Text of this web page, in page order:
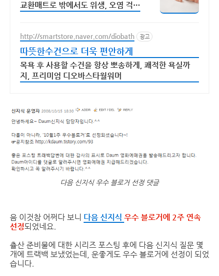
교환매트로 밖에서도 위생, 오염 걱정
http://smartstore.naver.com/diobath 광고
따뜻한수건으로 더욱 편안하게
목욕 후 사용할 수건을 항상 뽀송하게, 쾌적한 욕실까
지, 프리미엄 디오바스타월워머
다음 신지식 우수 블로거 선정 댓글
음 이것참 어쩌다 보니 다음 신지식 우수 블로거에 2주 연속
선정되었네요.
츌산 준비물에 대한 시리즈 포스팅 후에 다음 신지식 질문 몇
개에 트랙백 보냈었는데, 운좋게도 우수 블로거에 선정이 되었
습니다.